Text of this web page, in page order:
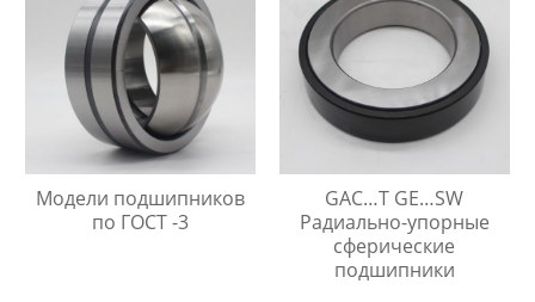
Модели подшипников
по ГОСТ -3
GAC…T GE…SW
Радиально-упорные
сферические
подшипники